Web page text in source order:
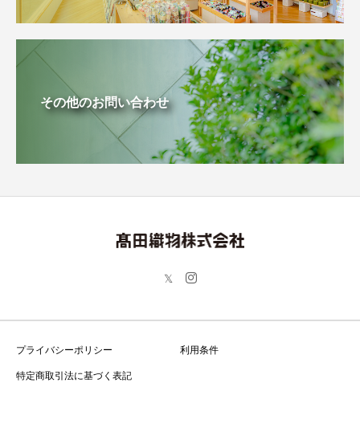
その他のお問い合わせ
プライバシーポリシー
利用条件
特定商取引法に基づく表記